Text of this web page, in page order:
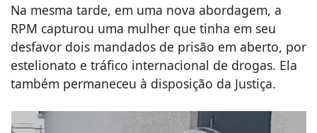
Na mesma tarde, em uma nova abordagem, a
RPM capturou uma mulher que tinha em seu
desfavor dois mandados de prisão em aberto, por
estelionato e tráfico internacional de drogas. Ela
também permaneceu à disposição da Justiça.